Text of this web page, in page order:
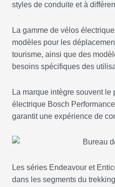
styles de conduite et à
La gamme de vélos
modèles pour les
tourisme, ainsi que des
besoins spécifiques des
La marque intègre souvent le
électrique Bosch
garantit une expérience de
Les séries Endeavour et
dans les segments du